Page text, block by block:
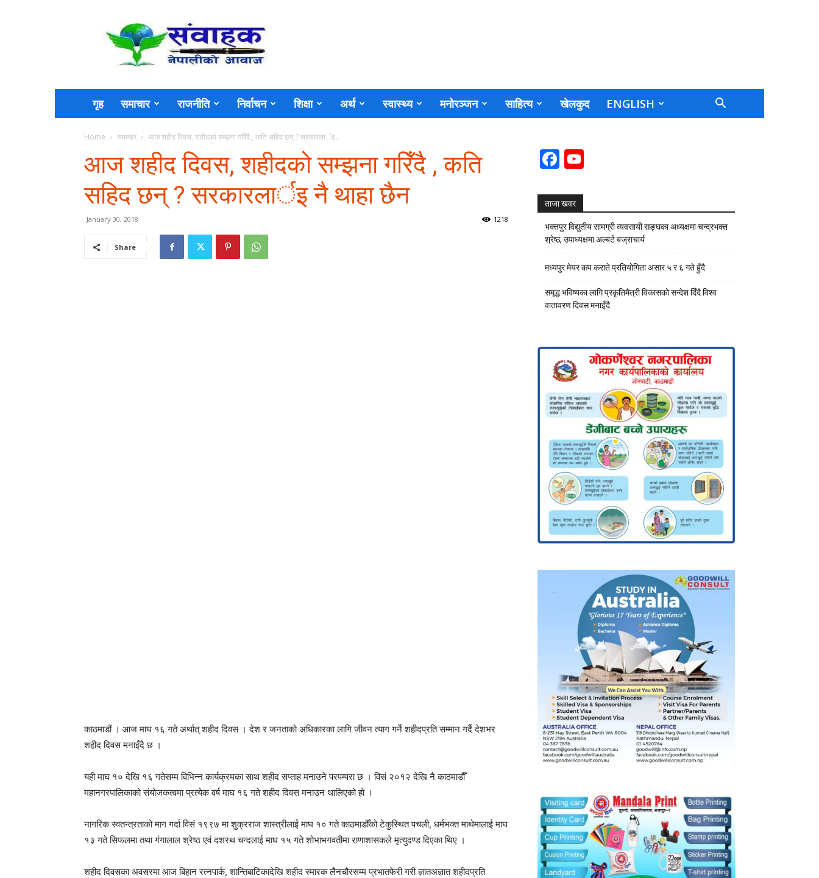
Sambahak
गृह समाचार राजनीति निर्वाचन शिक्षा अर्थ स्वास्थ्य मनोरञ्जन साहित्य खेलकुद ENGLISH
Home समाचार आज शहीद दिवस, शहीदको सम्झना गरिँदै , कति सहिद छन् ? सरकारलार्इ...
आज शहीद दिवस, शहीदको सम्झना गरिँदै , कति
सहिद छन् ? सरकारलार्इ नै थाहा छैन
January 30, 2018 1218
Share
काठमाडौं । आज माघ १६ गते अर्थात् शहीद दिवस । देश र जनताको अधिकारका लागि जीवन त्याग गर्ने शहीदप्रति सम्मान गर्दै देशभर
शहीद दिवस मनाइँदै छ ।
यही माघ १० देखि १६ गतेसम्म विभिन्न कार्यक्रमका साथ शहीद सप्ताह मनाउने परपम्परा छ । विसं २०१२ देखि नै काठमाडौँ
महानगरपालिकाको संयोजकत्वमा प्रत्येक वर्ष माघ १६ गते शहीद दिवस मनाउन थालिएको हो ।
नागरिक स्वतन्त्रताको माग गर्दा विसं १९९७ मा शुक्रराज शास्त्रीलाई माघ १० गते काठमाडौँको टेकुस्थित पचली, धर्मभक्त माथेमालाई माघ
१३ गते सिफलमा तथा गंगालाल श्रेष्ठ एवं दशरथ चन्दलाई माघ १५ गते शोभाभगवतीमा राणाशासकले मृत्युदण्ड दिएका थिए ।
शहीद दिवसका अवसरमा आज बिहान रत्नपार्क, शान्तिबाटिकादेखि शहीद स्मारक लैनचौरसम्म प्रभातफेरी गरी ज्ञातअज्ञात शहीदप्रति
Facebook
ताजा खवर
भक्तपुर विद्युतीय सामग्री व्यवसायी सङ्घका अध्यक्षमा चन्द्रभक्त
श्रेष्ठ, उपाध्यक्षमा अल्बर्ट बज्राचार्य
मध्यपुर मेयर कप कराते प्रतियोगिता असार ५ र ६ गते हुँदै
समृद्ध भविष्यका लागि प्रकृतिमैत्री विकासको सन्देश दिँदै विश्व
वातावरण दिवस मनाइँदै